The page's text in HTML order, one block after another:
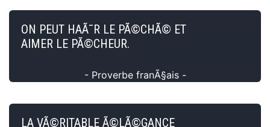
ON PEUT HAÃ¯R LE PÃ©CHÃ© ET
AIMER LE PÃ©CHEUR.
- Proverbe franÃ§ais -
LA VÃ©RITABLE Ã©LÃ©GANCE